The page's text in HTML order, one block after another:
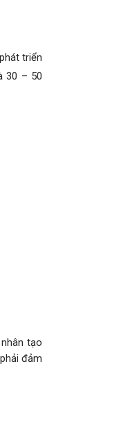
triển
30 – 50
tạo
đảm